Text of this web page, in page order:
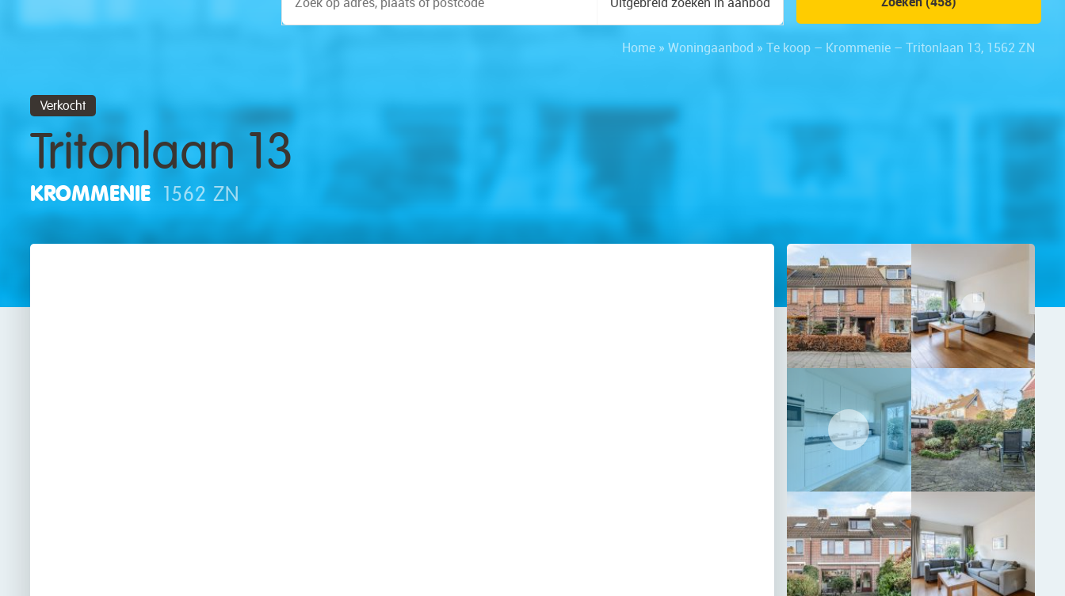
Home » Woningaanbod » Te koop – Krommenie – Tritonlaan 13, 1562 ZN
Verkocht
Tritonlaan 13
KROMMENIE 1562 ZN